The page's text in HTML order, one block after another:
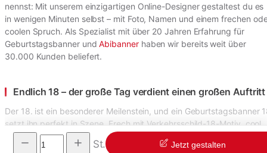
nennst: Mit unserem einzigartigen Online-Designer gestaltest du es
in wenigen Minuten selbst – mit Foto, Namen und einem frechen
coolen Spruch. Als Spezialist mit über 20 Jahren Erfahrung für
Geburtstagsbanner undAbibannerhaben wir bereits weit über
30.000 Kunden beliefert.
Endlich 18 – der große Tag verdient einen großen Auftritt
Der 18. ist ein besonderer Meilenstein, und ein Geburtstagsbanner
setzt ihn perfekt in Szene. Frech mit Verkehrsschild-18-Motiv, cool
St. Jetzt gestalten